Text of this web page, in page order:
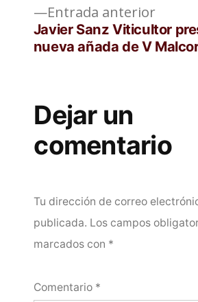
Entrada anteriorEntrada
Javier Sanz Viticultor
nueva añada de V
Dejar un
comentario
Tu dirección de correo
publicada. Los campos
marcados con *
Comentario *